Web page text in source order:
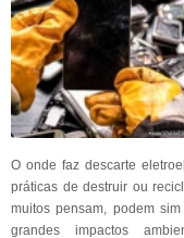
O onde faz descarte
práticas de destruir ou
muitos pensam, podem
grandes impactos